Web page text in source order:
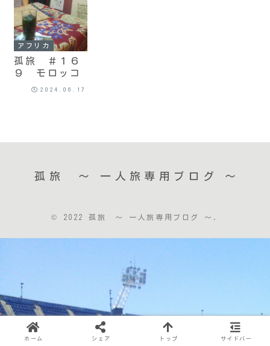
アフリカ
孤旅 ＃１６
９ モロッコ
2024.06.17
孤旅 〜 一人旅専用ブログ ～
© 2022 孤旅 〜 一人旅専用ブログ ～.
ホーム シェア トップ サイドバー